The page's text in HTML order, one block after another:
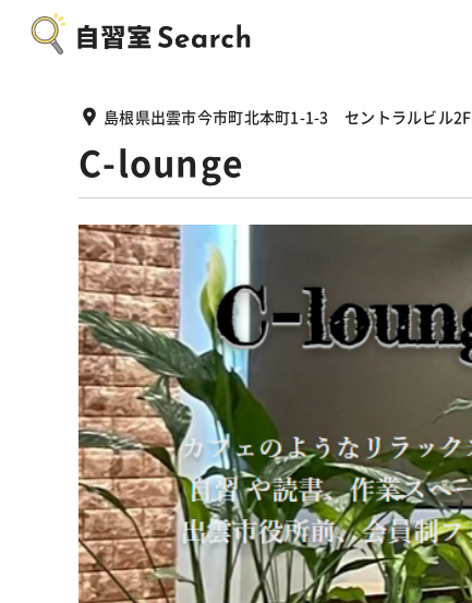
島根県出雲市今市町北本町1-1-3 セントラルビル2F
C-lounge